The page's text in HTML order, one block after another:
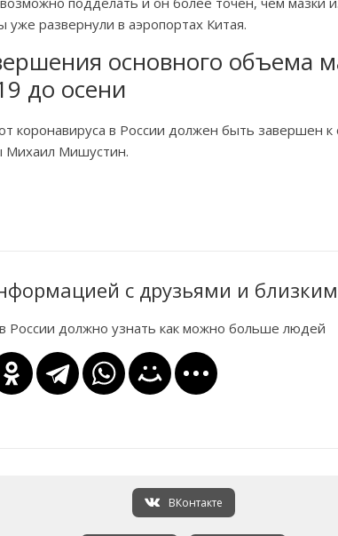
развернули в аэропортах Китая.
основного объема
до осени
коронавируса в России должен быть завершен к
Михаил Мишустин.
с друзьями и
России должно узнать как можно больше людей
ВКонтакте